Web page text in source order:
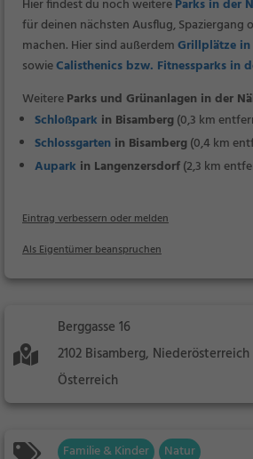
Hier findest du noch weitereParks in der
für deinen nächsten Ausflug, Spaziergang
machen. Hier sind außerdemGrillplätze
sowieCalisthenics bzw. Fitnessparks in
WeitereParks und Grünanlagen in der
Schloßpark in Bisamberg(0,3 km
Schlossgarten in Bisamberg(0,4 km
Aupark in Langenzersdorf(2,3 km
Eintrag verbessern oder melden
Als Eigentümer beanspruchen
Berggasse 16
2102 Bisamberg, Niederösterreich
Österreich
Familie & Kinder Natur